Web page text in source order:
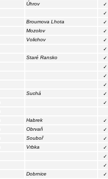
Úhrov
✓
✓
Broumova Lhota
✓
Mozolov
✓
Volichov
✓
✓
Staré Ransko
✓
✓
✓
✓
Suchá
✓
✓
Habrek
✓
Obrvaň
✓
Souboř
✓
Vrbka
✓
✓
✓
Dobrnice
✓